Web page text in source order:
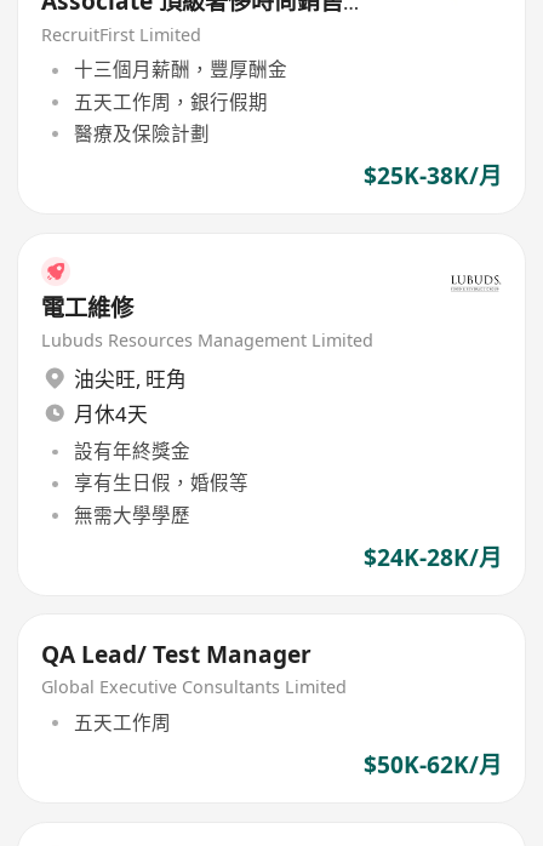
($$25-35K)
RecruitFirst Limited
十三個月薪酬，豐厚酬金
五天工作周，銀行假期
醫療及保險計劃
$25K-38K/月
電工維修
Lubuds Resources Management Limited
油尖旺, 旺角
月休4天
設有年終獎金
享有生日假，婚假等
無需大學學歷
$24K-28K/月
QA Lead/ Test Manager
Global Executive Consultants Limited
五天工作周
$50K-62K/月